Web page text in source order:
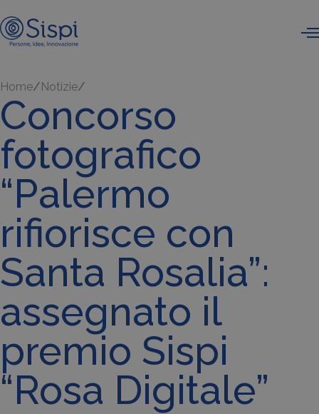
Home Notizie
Concorso
fotografico
“Palermo
rifiorisce con
Santa Rosalia”:
assegnato il
premio Sispi
“Rosa Digitale”